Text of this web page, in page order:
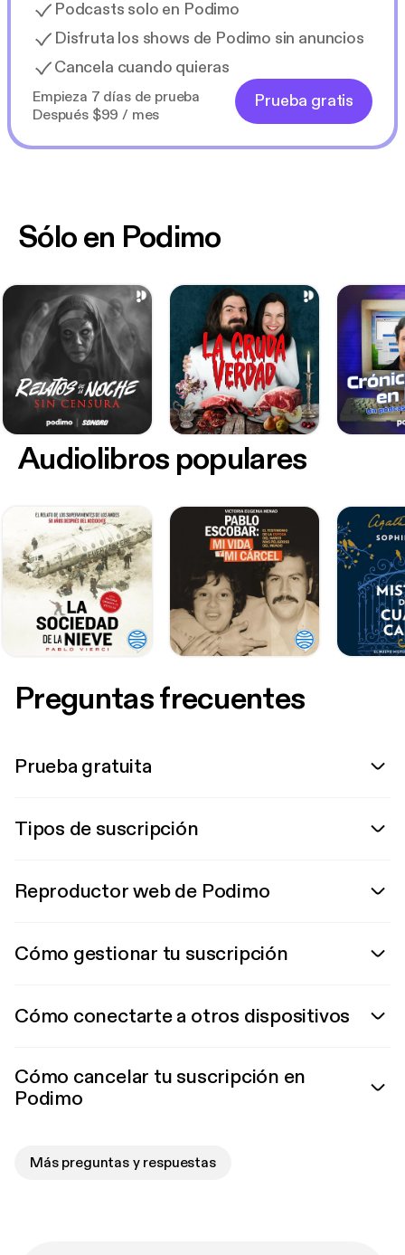
Podcasts solo en Podimo
Disfruta los shows de Podimo sin anuncios
Cancela cuando quieras
Empieza 7 días de prueba
Después $99 / mes
Prueba gratis
Sólo en Podimo
Audiolibros populares
Preguntas frecuentes
Prueba gratuita
Tipos de suscripción
Reproductor web de Podimo
Cómo gestionar tu suscripción
Cómo conectarte a otros dispositivos
Cómo cancelar tu suscripción en
Podimo
Más preguntas y respuestas